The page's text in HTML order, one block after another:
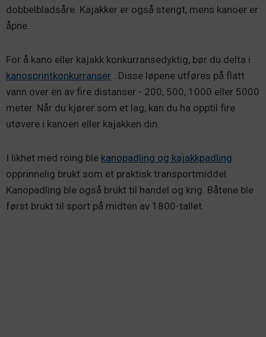
dobbelbladsåre. Kajakker er også stengt, mens kanoer er
åpne.
For å kano eller kajakk konkurransedyktig, bør du delta i
kanosprintkonkurranser . Disse løpene utføres på flatt
vann over en av fire distanser - 200, 500, 1000 eller 5000
meter. Når du kjører som et lag, kan du ha opptil fire
utøvere i kanoen eller kajakken din.
I likhet med roing ble kanopadling og kajakkpadling
opprinnelig brukt som et praktisk transportmiddel.
Kanopadling ble også brukt til handel og krig. Båtene ble
først brukt til sport på midten av 1800-tallet.